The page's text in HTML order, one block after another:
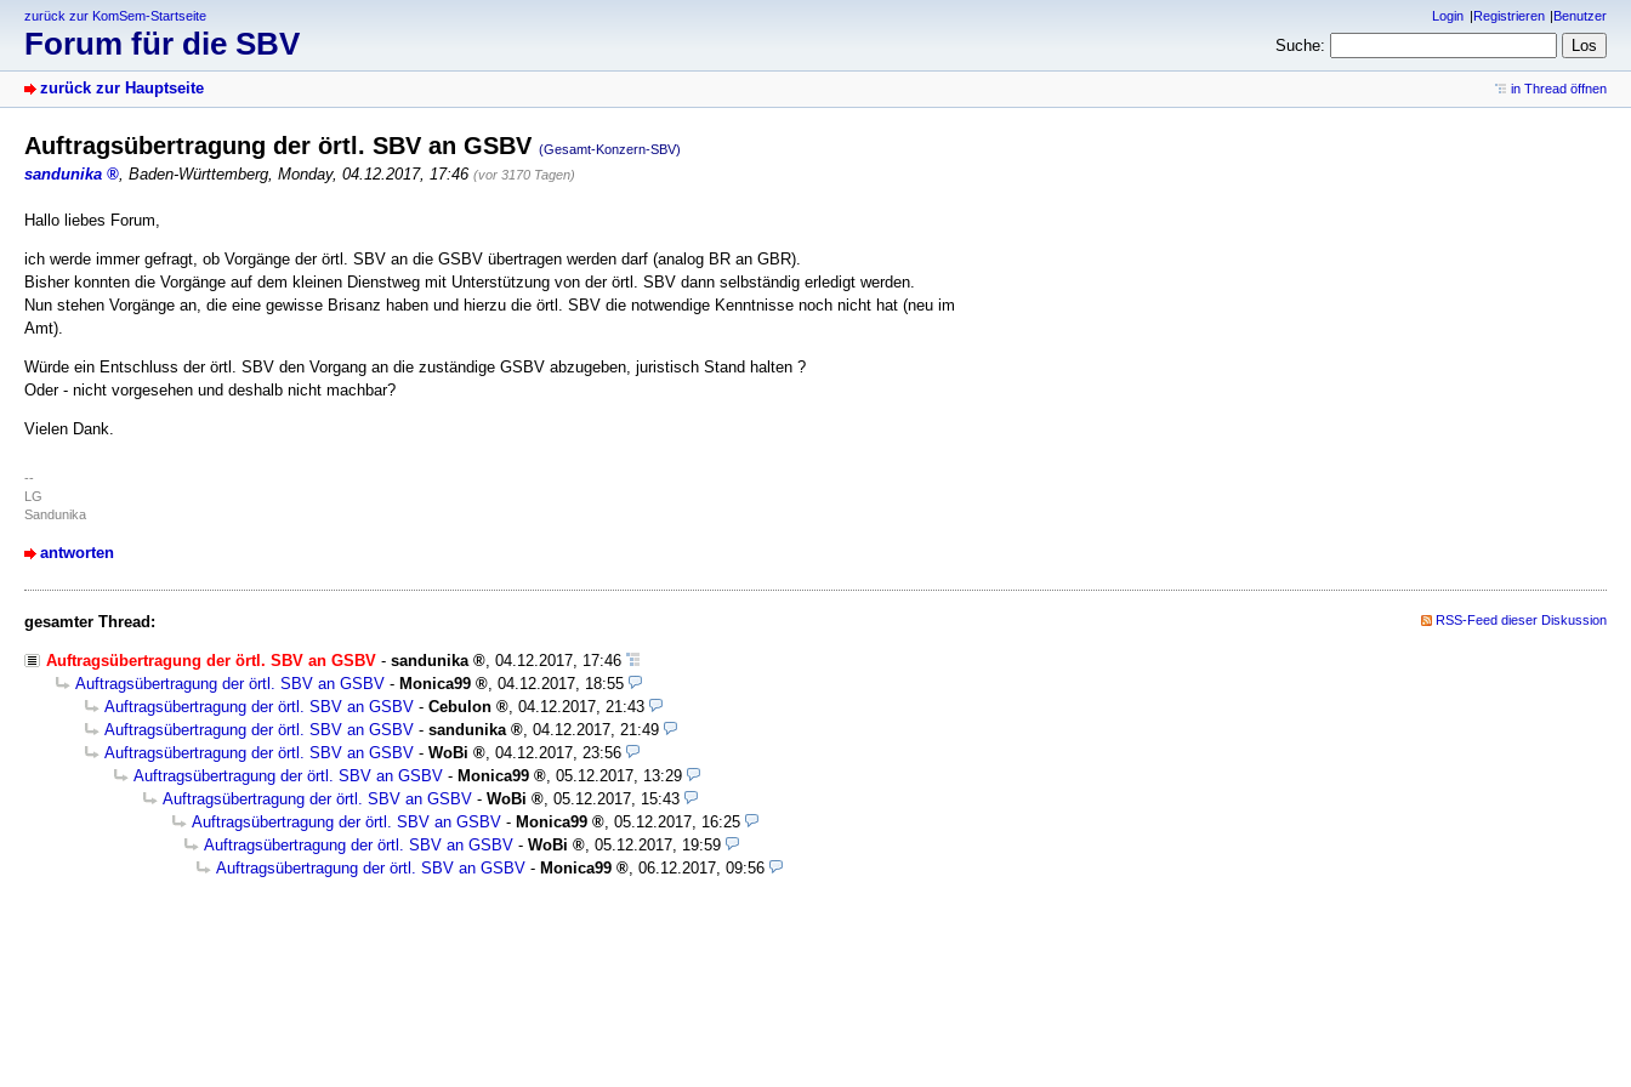
zurück zur KomSem-Startseite
Forum für die SBV
Login Registrieren Benutzer
Suche:
zurück zur Hauptseite in Thread öffnen
Auftragsübertragung der örtl. SBV an GSBV (Gesamt-Konzern-SBV)
sandunika , Baden-Württemberg, Monday, 04.12.2017, 17:46 (vor 3170 Tagen)
Hallo liebes Forum,
ich werde immer gefragt, ob Vorgänge der örtl. SBV an die GSBV übertragen werden darf (analog BR an GBR).
Bisher konnten die Vorgänge auf dem kleinen Dienstweg mit Unterstützung von der örtl. SBV dann selbständig erledigt werden.
Nun stehen Vorgänge an, die eine gewisse Brisanz haben und hierzu die örtl. SBV die notwendige Kenntnisse noch nicht hat (neu im
Amt).
Würde ein Entschluss der örtl. SBV den Vorgang an die zuständige GSBV abzugeben, juristisch Stand halten ?
Oder - nicht vorgesehen und deshalb nicht machbar?
Vielen Dank.
--
LG
Sandunika
antworten
gesamter Thread: RSS-Feed dieser Diskussion
Auftragsübertragung der örtl. SBV an GSBV - sandunika
04.12.2017, 17:46
Auftragsübertragung der örtl. SBV an GSBV - Monica99
04.12.2017, 18:55
Auftragsübertragung der örtl. SBV an GSBV - Cebulon
04.12.2017, 21:43
Auftragsübertragung der örtl. SBV an GSBV - sandunika
04.12.2017, 21:49
Auftragsübertragung der örtl. SBV an GSBV - WoBi
04.12.2017, 23:56
Auftragsübertragung der örtl. SBV an GSBV - Monica99
05.12.2017, 13:29
Auftragsübertragung der örtl. SBV an GSBV - WoBi
05.12.2017, 15:43
Auftragsübertragung der örtl. SBV an GSBV - Monica99
05.12.2017, 16:25
Auftragsübertragung der örtl. SBV an GSBV - WoBi
05.12.2017, 19:59
Auftragsübertragung der örtl. SBV an GSBV - Monica99 06.12.2017, 09:56